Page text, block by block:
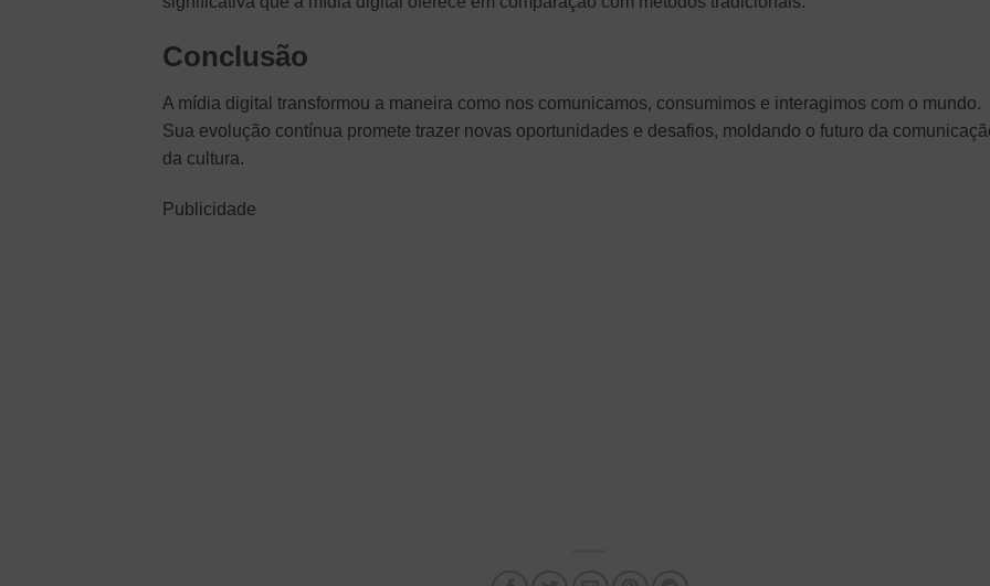
Conclusão
A mídia digital transformou a maneira como nos comunicamos, consumimos e interagimos com o mundo.
Sua evolução contínua promete trazer novas oportunidades e desafios, moldando o futuro da
da cultura.
Publicidade